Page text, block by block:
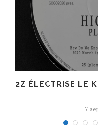
2Z ÉLECTRISE LE
7